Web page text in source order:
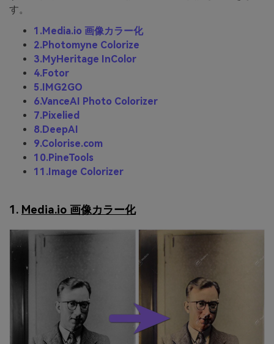
す。
1.Media.io 画像カラー化
2.Photomyne Colorize
3.MyHeritage InColor
4.Fotor
5.IMG2GO
6.VanceAI Photo Colorizer
7.Pixelied
8.DeepAI
9.Colorise.com
10.PineTools
11.Image Colorizer
1. Media.io 画像カラー化